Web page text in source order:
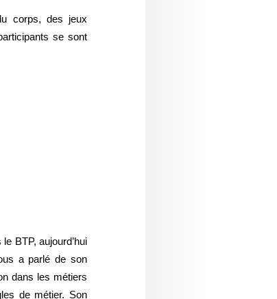
corps, des jeux
se sont
BTP, aujourd’hui
a parlé de son
dans les métiers
de métier. Son